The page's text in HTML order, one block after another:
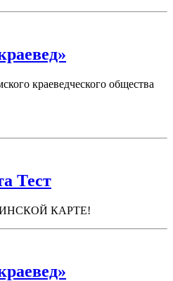
краеведческого общества
Тест
КАРТЕ!